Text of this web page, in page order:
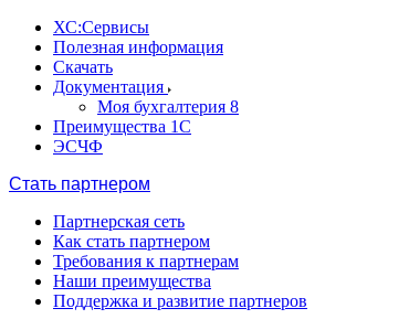
ХС:Сервисы
Полезная информация
Скачать
Документация
Моя бухгалтерия 8
Преимущества 1С
ЭСЧФ
Стать партнером
Партнерская сеть
Как стать партнером
Требования к партнерам
Наши преимущества
Поддержка и развитие партнеров